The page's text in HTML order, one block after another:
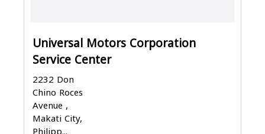
Universal Motors Corporation
Service Center
2232 Don
Chino Roces
Avenue ,
Makati City,